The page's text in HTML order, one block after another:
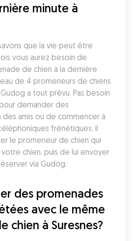
minute à
que la vie peut être
vous aurez besoin de
de chien à la dernière
de 4 promeneurs de chiens
a tout prévu. Pas besoin
demander des
amis ou de commencer à
frénétiques, il
le promeneur de chien qui
chien, puis de lui envoyer
via Gudog.
des promenades
avec le même
chien à Suresnes?